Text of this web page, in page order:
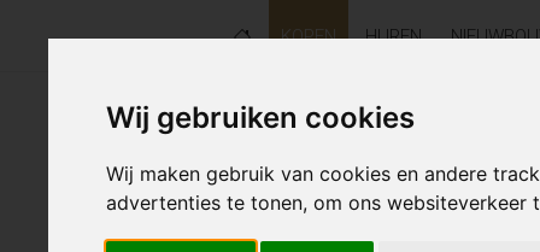
Wij gebruiken cookies
Wij maken gebruik van cookies en andere
advertenties te tonen, om ons websiteverkeer
KOPEN HUREN
Helaas